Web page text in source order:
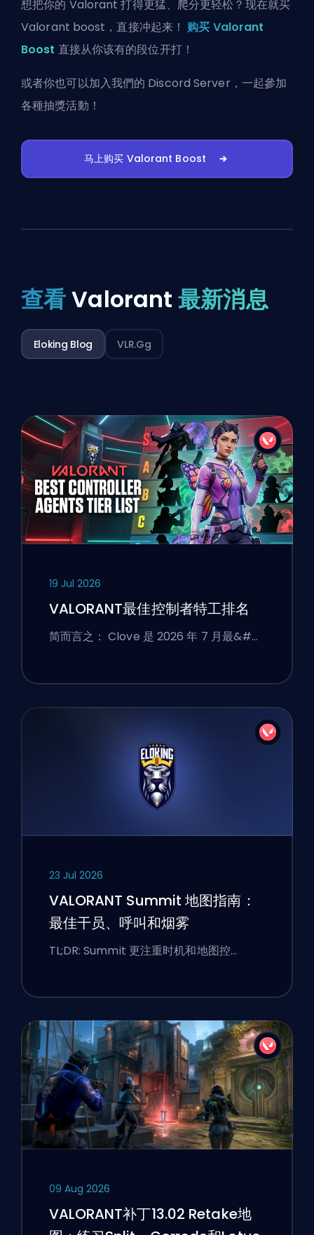
想把你的 Valorant 打得更猛、爬分更轻松？现在就买
Valorant boost，直接冲起来！购买 Valorant
Boost 直接从你该有的段位开打！
或者你也可以加入我們的 Discord Server ，一起參加
各種抽獎活動！
马上购买 Valorant Boost
查看Valorant 最新消息
Eloking Blog VLR.gg
19 Jul 2026
VALORANT最佳控制者特工排名
简而言之： Clove 是 2026 年 7 月最&#…
23 Jul 2026
VALORANT Summit 地图指南：
最佳干员、呼叫和烟雾
TL;DR: Summit 更注重时机和地图控…
09 Aug 2026
VALORANT补丁13.02 Retake地